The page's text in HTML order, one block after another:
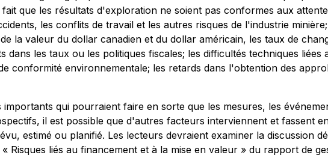
que les résultats d'exploration ne soient pas conformes aux
les conflits de travail et les autres risques de l'industrie
la valeur du dollar canadien et du dollar américain, les taux de
les taux ou les politiques fiscales; les difficultés techniques liées
conformité environnementale; les retards dans l'obtention des
qui pourraient faire en sorte que les mesures, les
il est possible que d'autres facteurs interviennent et fassent
estimé ou planifié. Les lecteurs devraient examiner la discussion
Risques liés au financement et à la mise en valeur » du rapport de